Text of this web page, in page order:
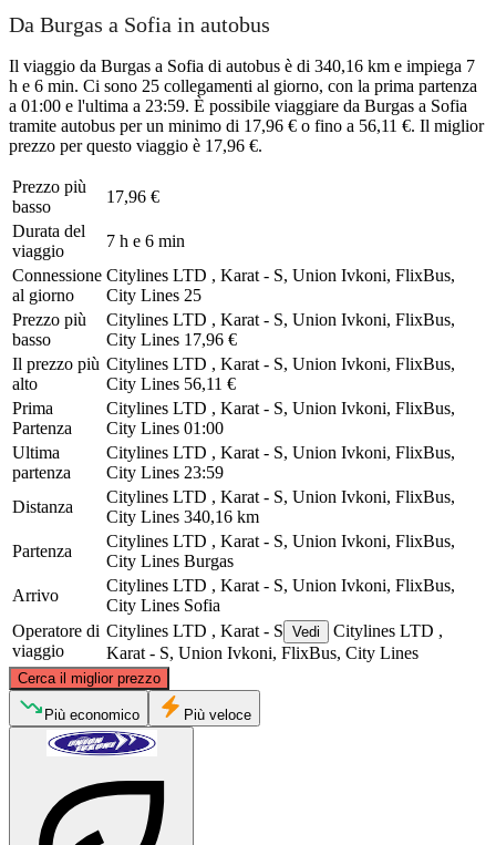
Da Burgas a Sofia in autobus
Il viaggio da Burgas a Sofia di autobus è di 340,16 km e impiega 7
h e 6 min. Ci sono 25 collegamenti al giorno, con la prima partenza
a 01:00 e l'ultima a 23:59. È possibile viaggiare da Burgas a Sofia
tramite autobus per un minimo di 17,96 € o fino a 56,11 €. Il miglior
prezzo per questo viaggio è 17,96 €.
Prezzo più
basso
17,96 €
Durata del
viaggio
7 h e 6 min
Connessione
al giorno
Citylines LTD , Karat - S, Union Ivkoni, FlixBus,
City Lines 25
Prezzo più
basso
Citylines LTD , Karat - S, Union Ivkoni, FlixBus,
City Lines 17,96 €
Il prezzo più
alto
Citylines LTD , Karat - S, Union Ivkoni, FlixBus,
City Lines 56,11 €
Prima
Partenza
Citylines LTD , Karat - S, Union Ivkoni, FlixBus,
City Lines 01:00
Ultima
partenza
Citylines LTD , Karat - S, Union Ivkoni, FlixBus,
City Lines 23:59
Distanza
Citylines LTD , Karat - S, Union Ivkoni, FlixBus,
City Lines 340,16 km
Partenza
Citylines LTD , Karat - S, Union Ivkoni, FlixBus,
City Lines Burgas
Arrivo
Citylines LTD , Karat - S, Union Ivkoni, FlixBus,
City Lines Sofia
Operatore di
viaggio
Citylines LTD , Karat - S Vedi
Citylines LTD ,
Karat - S, Union Ivkoni, FlixBus, City Lines
Cerca il miglior prezzo
Sofia
©CARTO, ©OpenStreetMapcontributors
Più economico Più veloce